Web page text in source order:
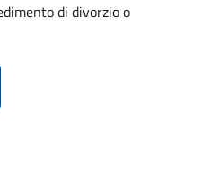
di divorzio o